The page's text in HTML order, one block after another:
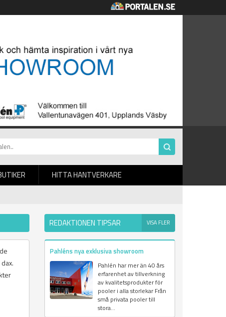
HITTA HANTVERKARE
REDAKTIONEN TIPSAR VISA FLER
Pahléns nya exklusiva showroom
Pahlén har mer än 40 års
erfarenhet av tillverkning
av kvalitetsprodukter för
pooler i alla storlekar Från
små privata pooler till
stora...